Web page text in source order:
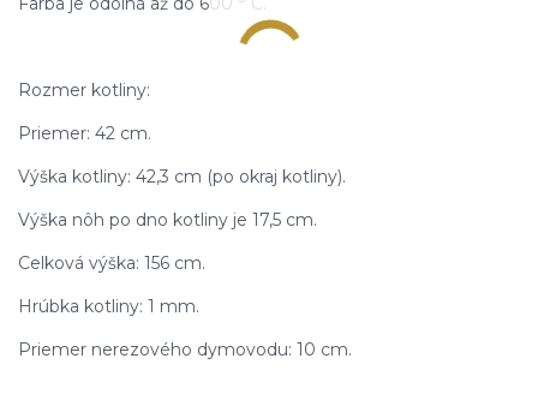
Rozmer kotliny:
Priemer: 42 cm.
Výška kotliny: 42,3 cm (po okraj kotliny).
Výška nôh po dno kotliny je 17,5 cm.
Celková výška: 156 cm.
Hrúbka kotliny: 1 mm.
Priemer nerezového dymovodu: 10 cm.